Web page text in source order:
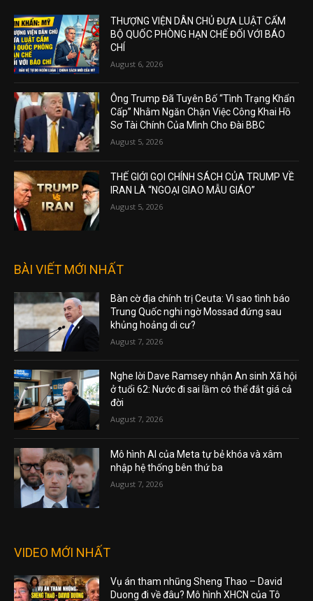
THƯỢNG VIỆN DÂN CHỦ ĐƯA LUẬT CẤM
BỘ QUỐC PHÒNG HẠN CHẾ ĐỐI VỚI BÁO
CHÍ
August 6, 2026
Ông Trump Đã Tuyên Bố “Tình Trạng Khẩn
Cấp” Nhằm Ngăn Chặn Việc Công Khai Hồ
Sơ Tài Chính Của Mình Cho Đài BBC
August 5, 2026
THẾ GIỚI GỌI CHÍNH SÁCH CỦA TRUMP VỀ
IRAN LÀ “NGOẠI GIAO MẪU GIÁO”
August 5, 2026
BÀI VIẾT MỚI NHẤT
Bàn cờ địa chính trị Ceuta: Vì sao tình báo
Trung Quốc nghi ngờ Mossad đứng sau
khủng hoảng di cư?
August 7, 2026
Nghe lời Dave Ramsey nhận An sinh Xã hội
ở tuổi 62: Nước đi sai lầm có thể đắt giá cả
đời
August 7, 2026
Mô hình AI của Meta tự bẻ khóa và xâm
nhập hệ thống bên thứ ba
August 7, 2026
VIDEO MỚI NHẤT
Vụ án tham nhũng Sheng Thao – David
Duong đi về đâu? Mô hình XHCN của Tô